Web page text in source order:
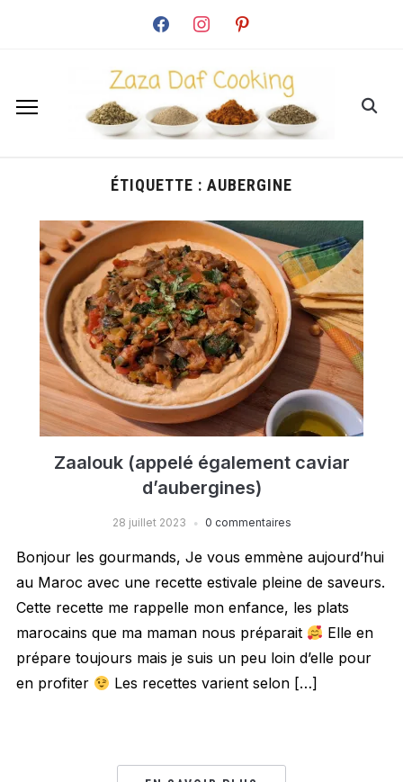
facebook instagrampinterest
ÉTIQUETTE : AUBERGINE
Zaalouk (appelé également caviar
d’aubergines)
28 juillet 2023 0 commentaires
Bonjour les gourmands, Je vous emmène aujourd’hui
au Maroc avec une recette estivale pleine de saveurs.
Cette recette me rappelle mon enfance, les plats
marocains que ma maman nous préparait
Elle en
prépare toujours mais je suis un peu loin d’elle pour
en profiter
Les recettes varient selon […]